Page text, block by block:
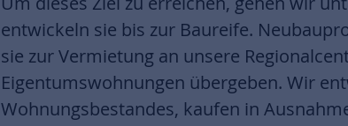
entwickeln sie bis zur Baureife.
sie zur Vermietung an unsere
Eigentumswohnungen übergeben. Wir
Wohnungsbestandes, kaufen in